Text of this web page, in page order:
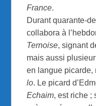
France.
Durant quarante-
collabora à
Ternoise, signant
mais aussi
en langue
lo. Le picard
Echaim, est riche ;